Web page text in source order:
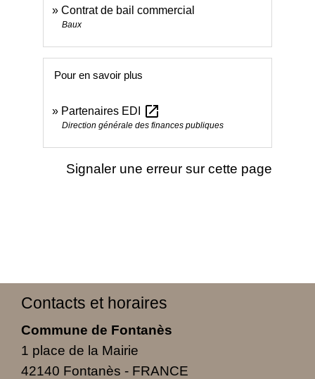
Contrat de bail commercial
Baux
Pour en savoir plus
Partenaires EDI open_in_new
Direction générale des finances publiques
Signaler une erreur sur cette page
Contacts et horaires
Commune de Fontanès
1 place de la Mairie
42140 Fontanès - FRANCE